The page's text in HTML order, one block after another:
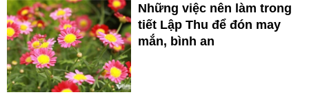
Những việc nên làm trong
tiết Lập Thu để đón may
mắn, bình an